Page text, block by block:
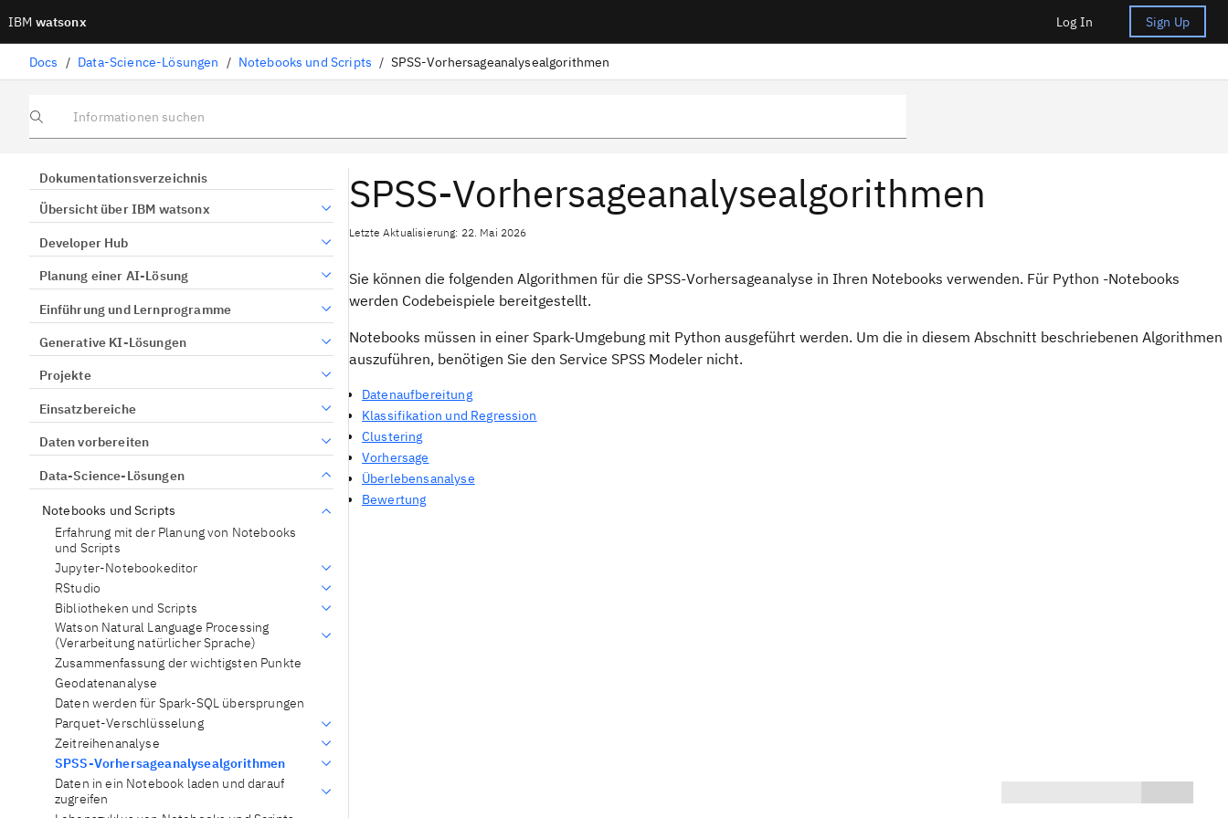
IBM watsonx Log In Sign Up
Docs / Data-Science-Lösungen / Notebooks und Scripts / SPSS-Vorhersageanalysealgorithmen
Informationen suchen
Dokumentationsverzeichnis
Übersicht über IBM watsonx
Developer Hub
Planung einer AI-Lösung
Einführung und Lernprogramme
Generative KI-Lösungen
Projekte
Einsatzbereiche
Daten vorbereiten
Data-Science-Lösungen
Notebooks und Scripts
Erfahrung mit der Planung von Notebooks
und Scripts
Jupyter-Notebookeditor
RStudio
Bibliotheken und Scripts
Watson Natural Language Processing
(Verarbeitung natürlicher Sprache)
Zusammenfassung der wichtigsten Punkte
Geodatenanalyse
Daten werden für Spark-SQL übersprungen
Parquet-Verschlüsselung
Zeitreihenanalyse
SPSS-Vorhersageanalysealgorithmen
Daten in ein Notebook laden und darauf
zugreifen
SPSS-Vorhersageanalysealgorithmen
Letzte Aktualisierung: 22. Mai 2026
Sie können die folgenden Algorithmen für die SPSS-Vorhersageanalyse in Ihren Notebooks verwenden. Für Python -Notebooks
werden Codebeispiele bereitgestellt.
Notebooks müssen in einer Spark-Umgebung mit Python ausgeführt werden. Um die in diesem Abschnitt beschriebenen Algorithmen
auszuführen, benötigen Sie den Service SPSS Modeler nicht.
Datenaufbereitung
Klassifikation und Regression
Clustering
Vorhersage
Überlebensanalyse
Bewertung